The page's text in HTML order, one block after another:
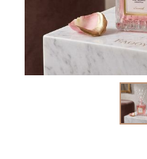
9009492379626
במארז6